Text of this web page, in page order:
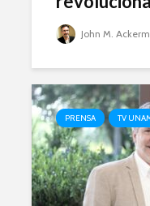
John M.
PRENSA TV